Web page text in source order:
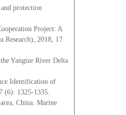
protection
Project: A
Research), 2018, 17
Yangtze River Delta
Identification of
(6): 1325-1335.
China. Marine